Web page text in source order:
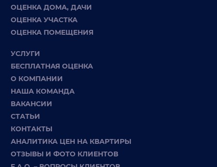
ОЦЕНКА ДОМА, ДАЧИ
ОЦЕНКА УЧАСТКА
ОЦЕНКА ПОМЕЩЕНИЯ
УСЛУГИ
БЕСПЛАТНАЯ ОЦЕНКА
О КОМПАНИИ
НАША КОМАНДА
ВАКАНСИИ
СТАТЬИ
КОНТАКТЫ
АНАЛИТИКА ЦЕН НА КВАРТИРЫ
ОТЗЫВЫ И ФОТО КЛИЕНТОВ